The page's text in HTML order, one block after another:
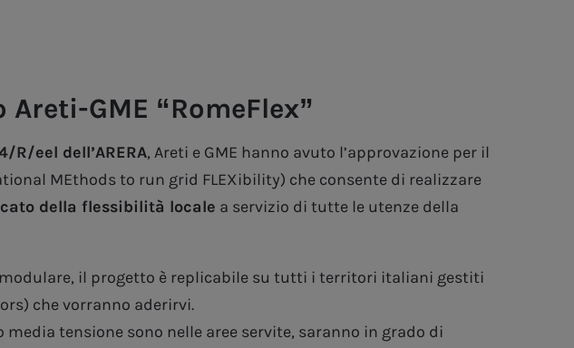
GME “RomeFlex”
R/eel dell’ARERA, Areti e GME hanno avuto l’approvazione per il
MEthods to run grid FLEXibility) che consente di realizzare
della flessibilità locale a servizio di tutte le utenze della
il progetto è replicabile su tutti i territori italiani gestiti
che vorranno aderirvi.
tensione sono nelle aree servite, saranno in grado di